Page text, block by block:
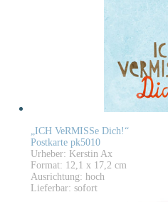
„ICH VeRMISSe Dich!“
Postkarte pk5010
Urheber: Kerstin Ax
Format: 12,1 x 17,2 cm
Ausrichtung: hoch
Lieferbar: sofort